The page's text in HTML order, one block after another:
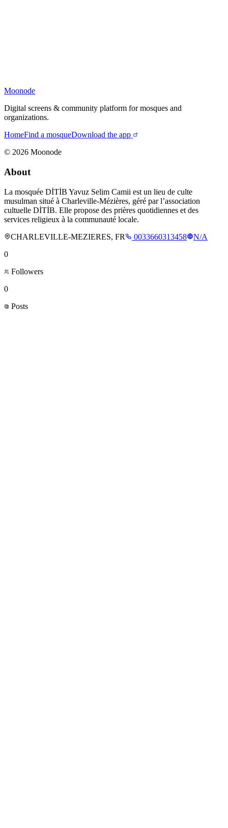
Moonode
Digital screens & community platform for mosques and
organizations.
HomeFind a mosqueDownload the app
© 2026 Moonode
About
La mosquée DİTİB Yavuz Selim Camii est un lieu de culte
musulman situé à Charleville-Mézières, géré par l’association
cultuelle DİTİB. Elle propose des prières quotidiennes et des
services religieux à la communauté locale.
CHARLEVILLE-MEZIERES, FR
0033660313458
N/A
0
Followers
0
Posts